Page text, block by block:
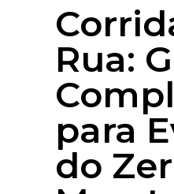
Rua:
para
do